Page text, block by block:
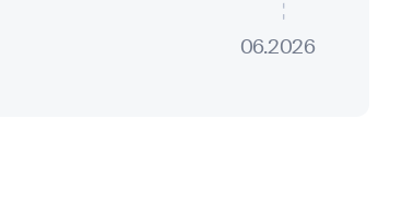
06.2026